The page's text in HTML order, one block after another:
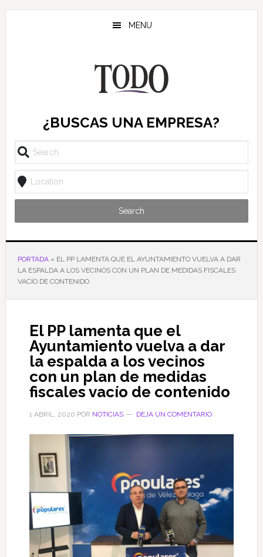
Saltar
Saltar
Saltar
MENU
¿BUSCAS UNA EMPRESA?
Search
PORTADA» EL PP LAMENTA QUE EL AYUNTAMIENTO VUELVA A DAR
LA ESPALDA A LOS VECINOS CON UN PLAN DE MEDIDAS FISCALES
VACÍO DE CONTENIDO
El PP lamenta que el
Ayuntamiento vuelva a dar
la espalda a los vecinos
con un plan de medidas
fiscales vacío de contenido
1 ABRIL, 2020 POR NOTICIAS DEJA UN COMENTARIO